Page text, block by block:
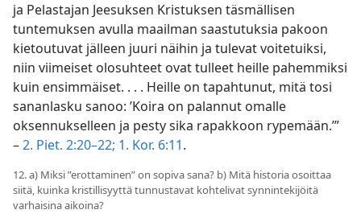
ja Pelastajan Jeesuksen Kristuksen täsmällisen
tuntemuksen avulla maailman saastutuksia pakoon
kietoutuvat jälleen juuri näihin ja tulevat voitetuiksi,
niin viimeiset olosuhteet ovat tulleet heille pahemmiksi
kuin ensimmäiset. . . . Heille on tapahtunut, mitä tosi
sananlasku sanoo: ’Koira on palannut omalle
oksennukselleen ja pesty sika rapakkoon rypemään.’”
–2. Piet. 2:20–22; 1. Kor. 6:11.
12. a) Miksi ”erottaminen” on sopiva sana? b) Mitä historia osoittaa
siitä, kuinka kristillisyyttä tunnustavat kohtelivat synnintekijöitä
varhaisina aikoina?